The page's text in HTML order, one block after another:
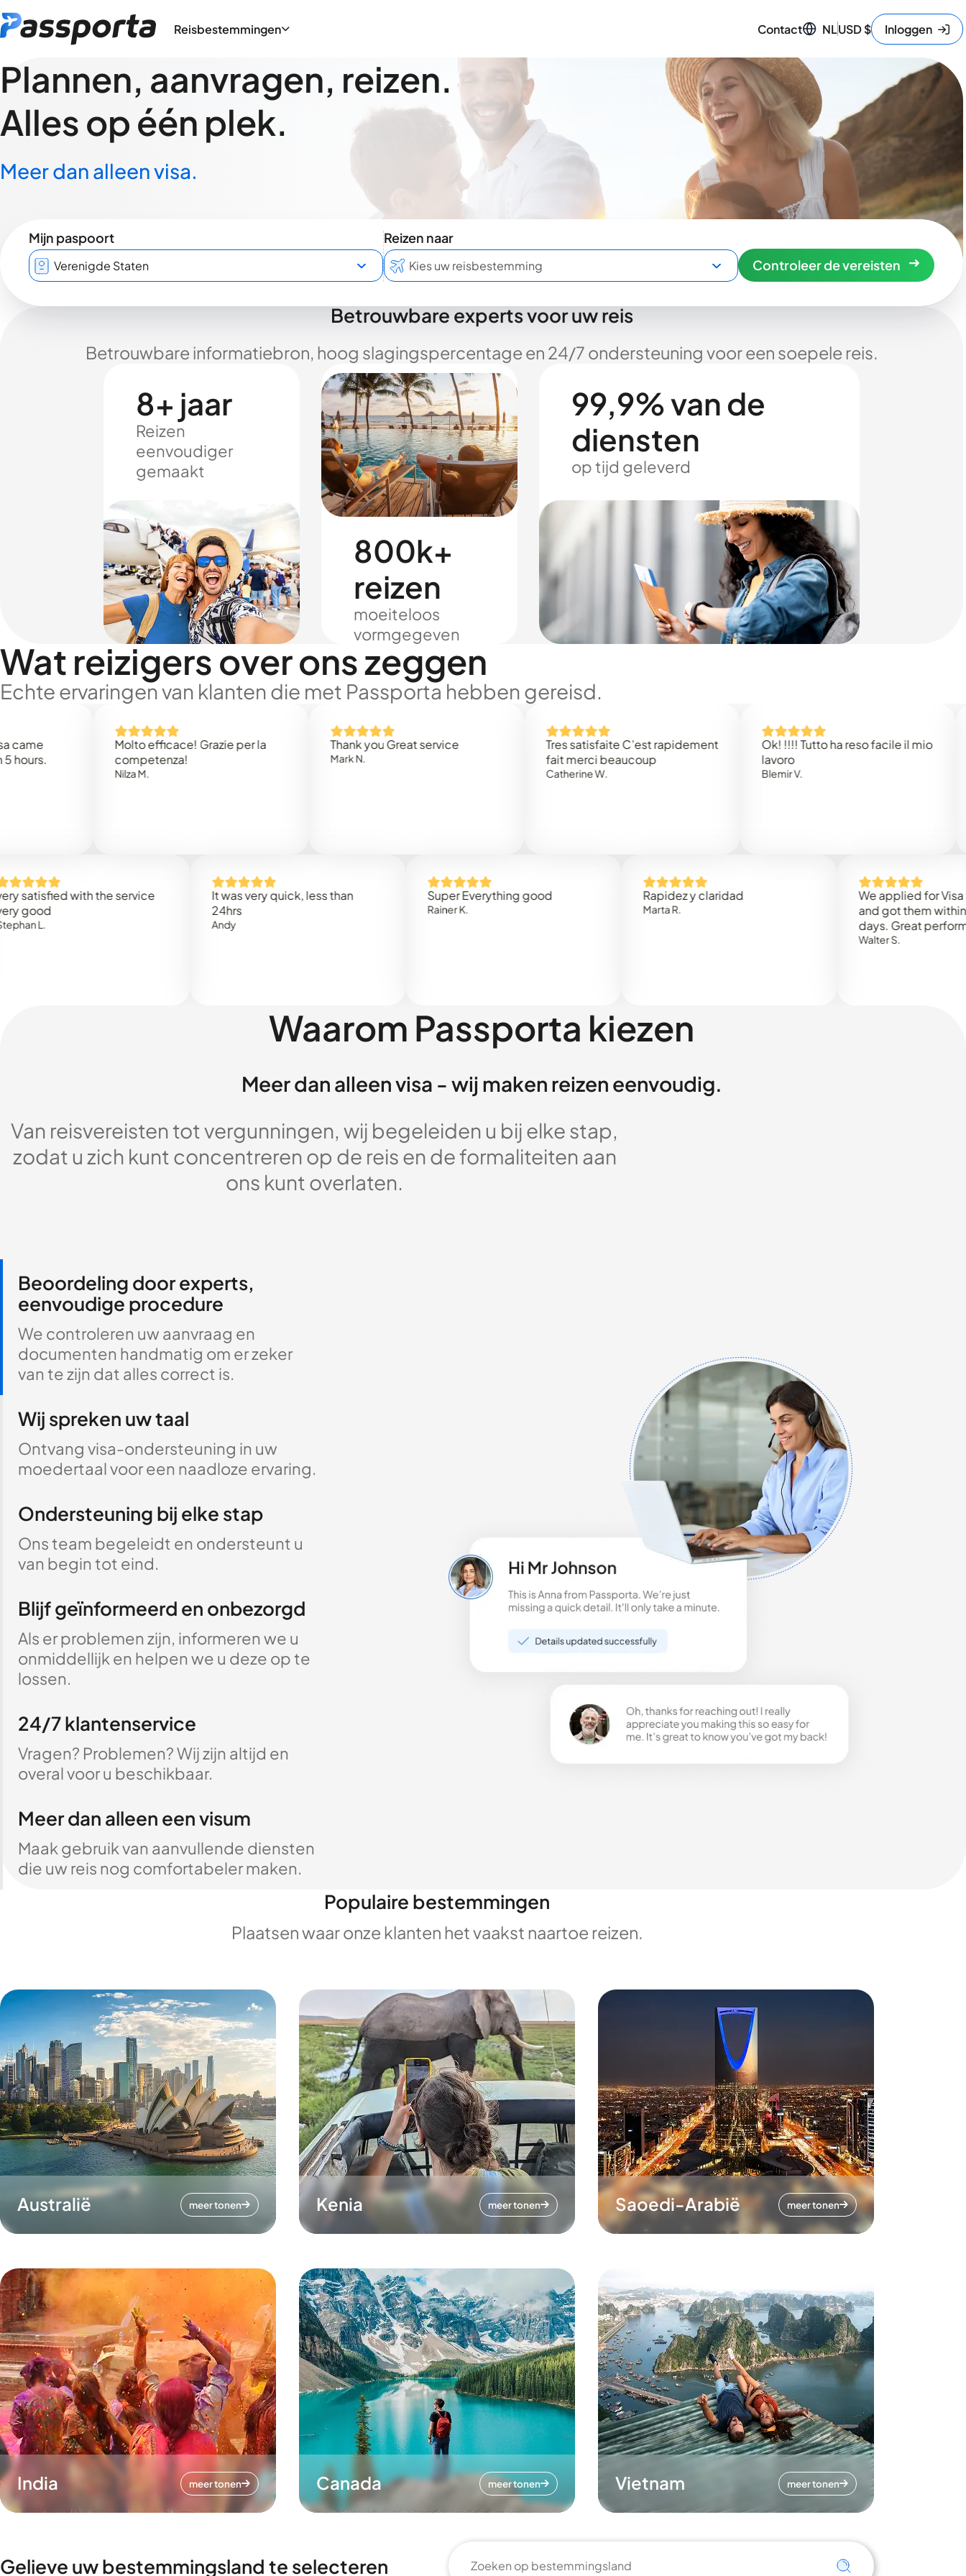
Reisbestemmingen Contact NLUSD$ Inloggen
Plannen, aanvragen, reizen.
Alles op één plek.
Meer dan alleen visa.
Mijn paspoort
Reizen naar
Controleer de vereisten
Betrouwbare experts voor uw reis
Betrouwbare informatiebron, hoog slagingspercentage en 24/7 ondersteuning voor een soepele reis.
8+ jaar
Reizen
eenvoudiger
gemaakt
800k+
reizen
moeiteloos
vormgegeven
99,9% van de
diensten
op tijd geleverd
Wat reizigers over ons zeggen
Echte ervaringen van klanten die met Passporta hebben gereisd.
Molto efficace! Grazie per la
competenza!
Thank you Great service
Tres satisfaite C’est rapidement
fait merci beaucoup
Catherine W.
Ok! !!!! Tutto ha reso facile il mio
with the service
It was very quick, less than
Super Everything good Rapidez y claridad
We applied for Visa to
and got them within 3
days. Great performance!
Walter S.
Waarom Passporta kiezen
Meer dan alleen visa - wij maken reizen eenvoudig.
Van reisvereisten tot vergunningen, wij begeleiden u bij elke stap,
zodat u zich kunt concentreren op de reis en de formaliteiten aan
ons kunt overlaten.
Beoordeling door experts,
eenvoudige procedure
We controleren uw aanvraag en
documenten handmatig om er zeker
van te zijn dat alles correct is.
Wij spreken uw taal
Ontvang visa-ondersteuning in uw
moedertaal voor een naadloze ervaring.
Ondersteuning bij elke stap
Ons team begeleidt en ondersteunt u
van begin tot eind.
Blijf geïnformeerd en onbezorgd
Als er problemen zijn, informeren we u
onmiddellijk en helpen we u deze op te
lossen.
24/7 klantenservice
Vragen? Problemen? Wij zijn altijd en
overal voor u beschikbaar.
Meer dan alleen een visum
Maak gebruik van aanvullende diensten
die uw reis nog comfortabeler maken.
Populaire bestemmingen
Plaatsen waar onze klanten het vaakst naartoe reizen.
Australië meer tonen Kenia meer tonen Saoedi-Arabië meer tonen
India meer tonen Canada meer tonen Vietnam meer tonen
Gelieve uw bestemmingsland te selecteren